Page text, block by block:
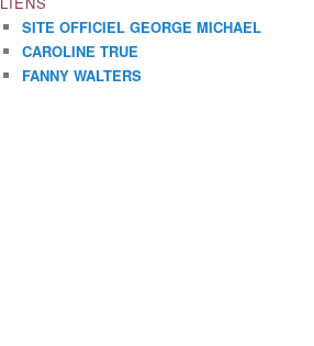
SITE OFFICIEL GEORGE MICHAEL
CAROLINE TRUE
FANNY WALTERS